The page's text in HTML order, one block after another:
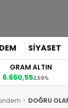
SİYASET
GRAM ALTIN
2,59%
DOĞRU